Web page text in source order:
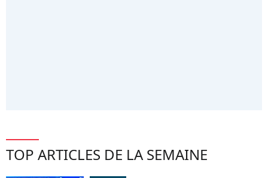
TOP ARTICLES DE LA SEMAINE